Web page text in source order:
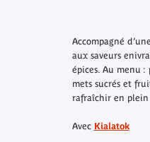
Accompagné
aux saveurs
épices. Au menu
mets sucrés et
rafraîchir en plein
Avec Kialatok